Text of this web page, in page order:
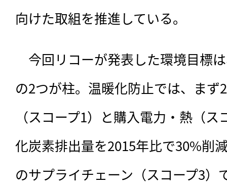
向けた取組を推進している。
今回リコーが発表した環境目標
の2つが柱。温暖化防止では、まず
（スコープ1）と購入電力・熱（
化炭素排出量を2015年比で30%削
のサプライチェーン（スコープ3）